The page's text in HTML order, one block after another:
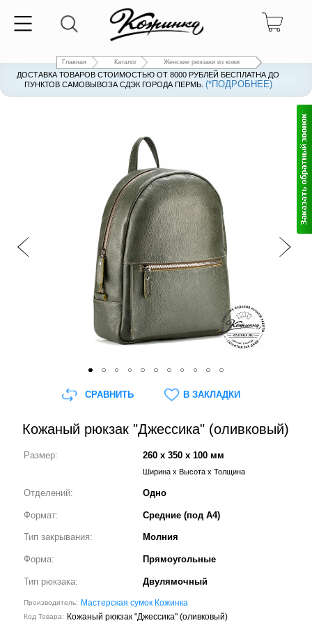
Главная Каталог Женские рюкзаки из кожи
ДОСТАВКА ТОВАРОВ СТОИМОСТЬЮ ОТ 8000 РУБЛЕЙ БЕСПЛАТНА ДО
ПУНКТОВ САМОВЫВОЗА СДЭК ГОРОДА ПЕРМЬ. (*ПОДРОБНЕЕ)
Кожаный рюкзак "Джессика" (оливковый)
Размер: 260 x 350 x 100 мм
Ширина x Высота x Толщина
Отделений: Одно
Формат: Средние (под А4)
Тип закрывания: Молния
Форма: Прямоугольные
Тип рюкзака: Двулямочный
Производитель: Мастерская сумок Кожинка
Код Товара: Кожаный рюкзак "Джессика" (оливковый)
СРАВНИТЬ В ЗАКЛАДКИ